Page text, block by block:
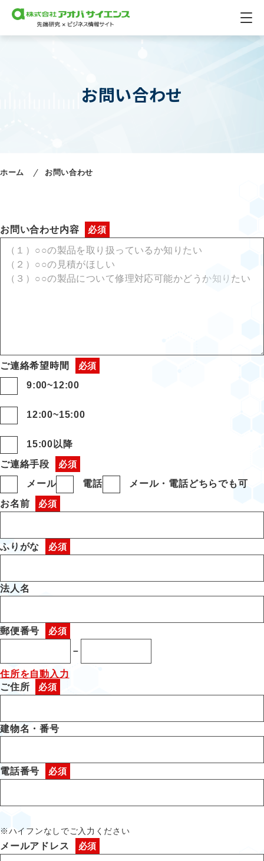
お問い合わせ
ホーム お問い合わせ
お問い合わせ内容
（１）○○の製品を取り扱っているか知りたい
（２）○○の見積がほしい
（３）○○の製品について修理対応可能かどうか知りたい
ご連絡希望時間
9:00~12:00
12:00~15:00
15:00以降
ご連絡手段
メール
電話
メール・電話どちらでも可
お名前
ふりがな
法人名
郵便番号
－
住所を自動入力
ご住所
建物名・番号
電話番号
※ハイフンなしでご入力ください
メールアドレス